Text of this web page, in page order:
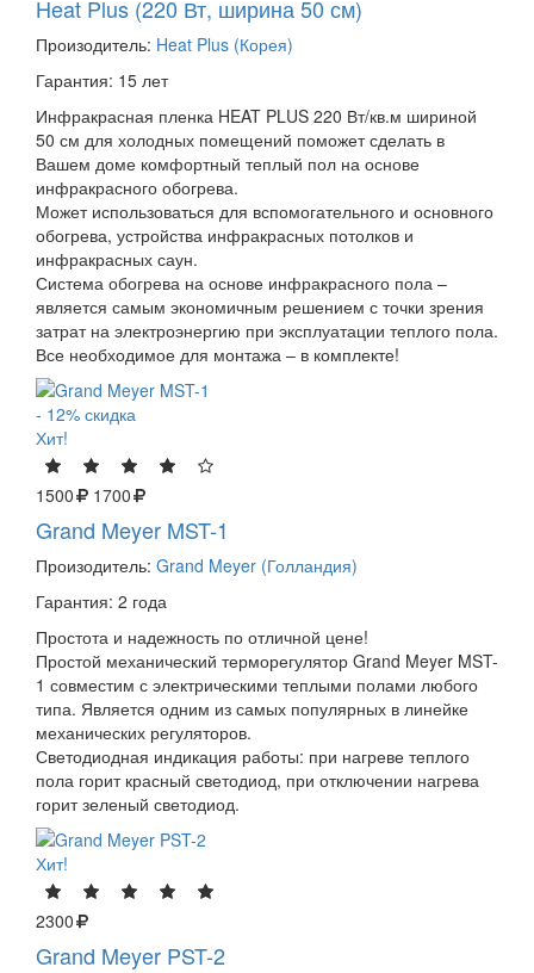
Heat Plus (220 Вт, ширина 50 см)
Произодитель: Heat Plus (Корея)
Гарантия: 15 лет
Инфракрасная пленка HEAT PLUS 220 Вт/кв.м шириной
50 см для холодных помещений поможет сделать в
Вашем доме комфортный теплый пол на основе
инфракрасного обогрева.
Может использоваться для вспомогательного и основного
обогрева, устройства инфракрасных потолков и
инфракрасных саун.
Система обогрева на основе инфракрасного пола –
является самым экономичным решением с точки зрения
затрат на электроэнергию при эксплуатации теплого пола.
Все необходимое для монтажа – в комплекте!
- 12% скидка
Хит!
1500 1700
Grand Meyer MST-1
Произодитель: Grand Meyer (Голландия)
Гарантия: 2 года
Простота и надежность по отличной цене!
Простой механический терморегулятор Grand Meyer MST-
1 совместим с электрическими теплыми полами любого
типа. Является одним из самых популярных в линейке
механических регуляторов.
Светодиодная индикация работы: при нагреве теплого
пола горит красный светодиод, при отключении нагрева
горит зеленый светодиод.
Хит!
2300
Grand Meyer PST-2